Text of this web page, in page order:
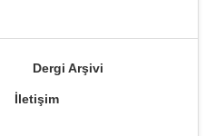
Dergi Arşivi
İletişim